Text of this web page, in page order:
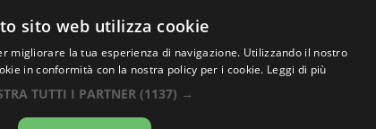
.co
Viljoenskroon
sito web utilizza cookie
migliorare la tua esperienza di navigazione. Utilizzando il nostro
in conformità con la nostra policy per i cookie. Leggi di più
TUTTI I PARTNER (1137) →